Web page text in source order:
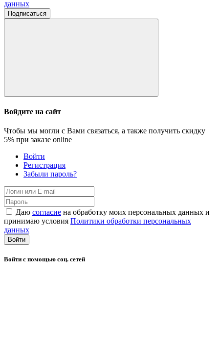
данных
Подписаться
Войдите на сайт
Чтобы мы могли с Вами связаться, а также получить скидку
5% при заказе online
Войти
Регистрация
Забыли пароль?
Даю согласие на обработку моих персональных данных и
принимаю условия Политики обработки персональных
данных
Войти
Войти с помощью соц. сетей